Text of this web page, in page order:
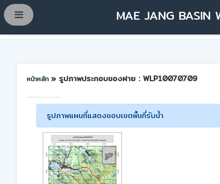
MAE JANG BASIN
หน้าหลัก » รูปภาพประกอบของฝาย : WLP10070709
รูปภาพแผนที่แสดงขอบเขตพื้นที่รับน้ำ